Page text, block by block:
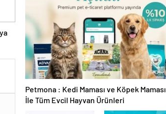
Çözümleriyle
Üretim Tesislerine
Verimli Sistemler
Sunuyor
Ürün Seçimi
Petmona : Kedi Maması ve Köpek Maması
İle Tüm Evcil Hayvan Ürünleri